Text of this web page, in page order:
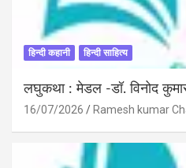
हिन्दी कहानी हिन्दी साहित्य
लघुकथा : मेडल -डॉ. विनोद कुमार
16/07/2026 Ramesh kumar